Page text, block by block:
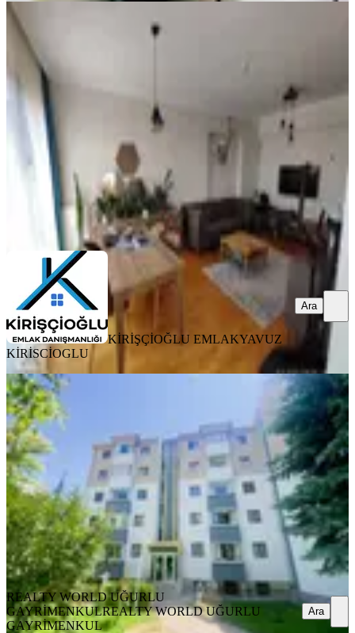
YENİ
Kiralık Güneypark 1 Küme
Evlerinde, 120m2, 3+1, 19.kat, R Blok
130 m²
KİRİŞÇİOĞLU EMLAK YAVUZ KİRİSCİOGLU
KİRİŞÇİOĞLU EMLAKYAVUZ
KİRİSCİOGLU
Ara
YENİ
Çayyolu Yeşilada Sıtesı Kiralık 3+1
Çankaya, Koru Mahallesi
3+1·110 m² 3. Kat ·07.08.2026
55.000 ₺
REALTY WORLD UĞURLU GAYRİMENKUL
REALTY
WORLD UĞURLU GAYRİMENKUL
Ara
REALTY WORLD UĞURLU
GAYRİMENKULREALTY WORLD UĞURLU
GAYRİMENKUL
Ara